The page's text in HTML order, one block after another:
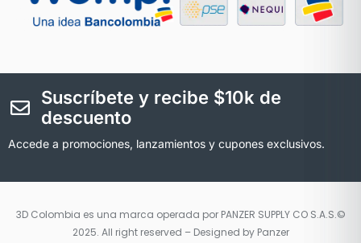
Suscríbete y recibe $10k de
descuento
Accede a promociones, lanzamientos y cupones exclusivos.
3D Colombia es una marca operada por PANZER SUPPLY CO S.A.S.©
2025. All right reserved – Designed by Panzer